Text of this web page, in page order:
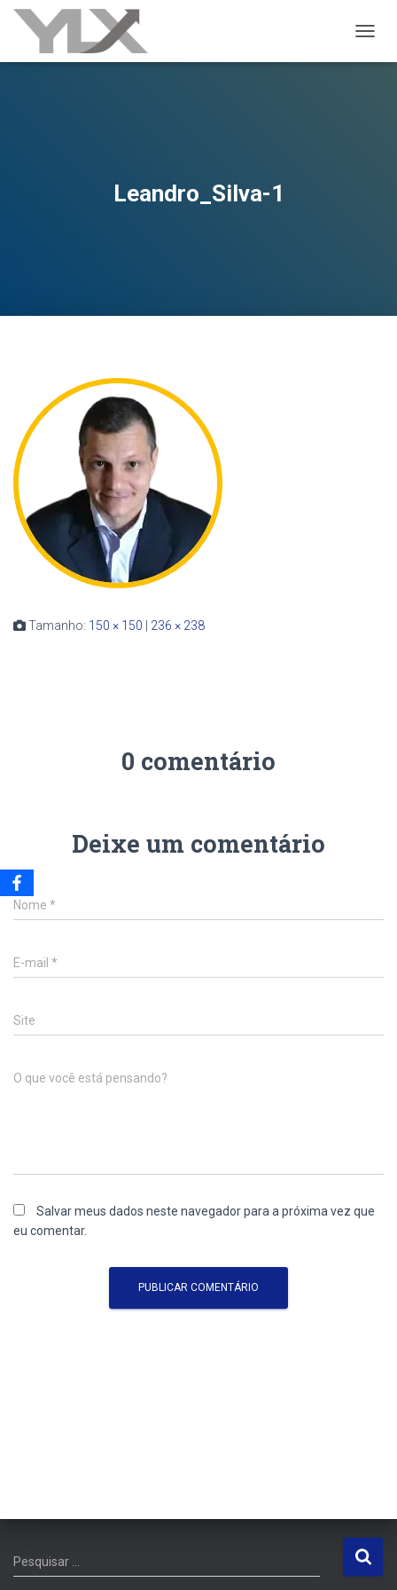
Leandro_Silva-1
Tamanho: 150 × 150 236 × 238
0 comentário
Deixe um comentário
Nome *
E-mail *
Site
O que você está pensando?
Salvar meus dados neste navegador para a próxima vez que
eu comentar.
P
e
Pesquisar …